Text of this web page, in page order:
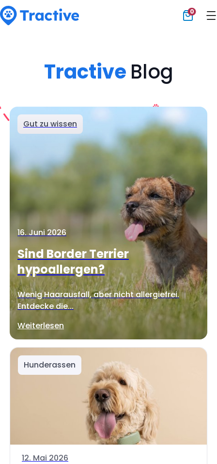
0
Tractive Blog
Gut zu wissen
16. Juni 2026
Sind Border Terrier
hypoallergen?
Wenig Haarausfall, aber nicht allergiefrei.
Entdecke die...
Weiterlesen
Hunderassen
12. Mai 2026